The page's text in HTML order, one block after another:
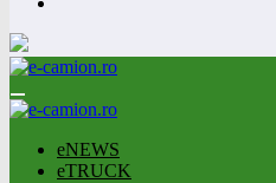
eNEWS
eTRUCK